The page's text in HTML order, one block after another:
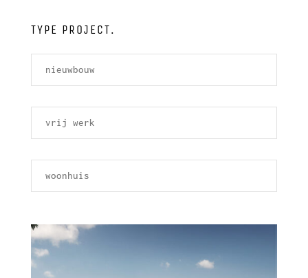
TYPE PROJECT.
nieuwbouw
vrij werk
woonhuis